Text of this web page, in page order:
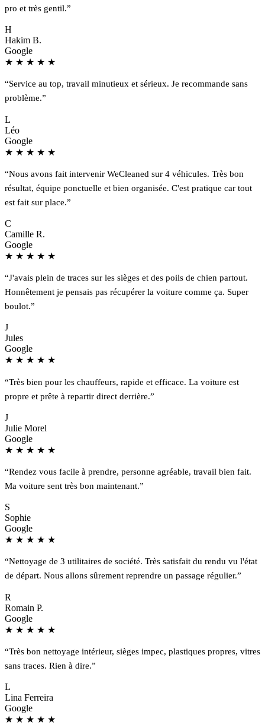
pro et très gentil.”
H
Hakim B.
Google
★ ★ ★ ★ ★
“Service au top, travail minutieux et sérieux. Je recommande sans
problème.”
L
Léo
Google
★ ★ ★ ★ ★
“Nous avons fait intervenir WeCleaned sur 4 véhicules. Très bon
résultat, équipe ponctuelle et bien organisée. C'est pratique car tout
est fait sur place.”
C
Camille R.
Google
★ ★ ★ ★ ★
“J'avais plein de traces sur les sièges et des poils de chien partout.
Honnêtement je pensais pas récupérer la voiture comme ça. Super
boulot.”
J
Jules
Google
★ ★ ★ ★ ★
“Très bien pour les chauffeurs, rapide et efficace. La voiture est
propre et prête à repartir direct derrière.”
J
Julie Morel
Google
★ ★ ★ ★ ★
“Rendez vous facile à prendre, personne agréable, travail bien fait.
Ma voiture sent très bon maintenant.”
S
Sophie
Google
★ ★ ★ ★ ★
“Nettoyage de 3 utilitaires de société. Très satisfait du rendu vu l'état
de départ. Nous allons sûrement reprendre un passage régulier.”
R
Romain P.
Google
★ ★ ★ ★ ★
“Très bon nettoyage intérieur, sièges impec, plastiques propres, vitres
sans traces. Rien à dire.”
L
Lina Ferreira
Google
★ ★ ★ ★ ★